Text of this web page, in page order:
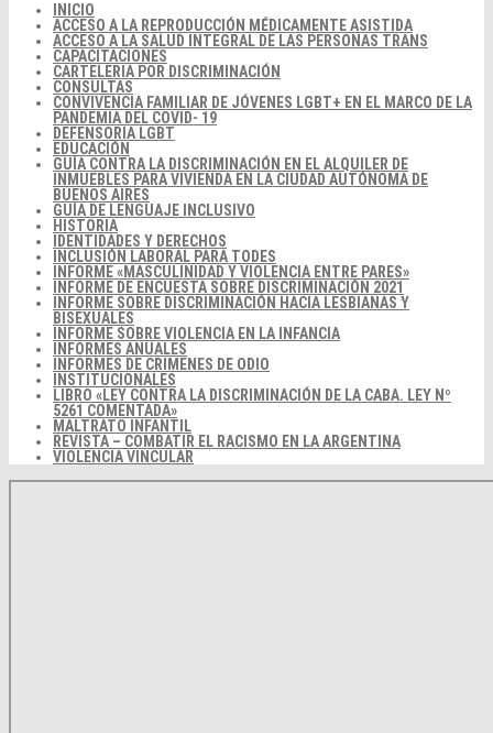
INICIO
ACCESO A LA REPRODUCCIÓN MÉDICAMENTE ASISTIDA
ACCESO A LA SALUD INTEGRAL DE LAS PERSONAS TRANS
CAPACITACIONES
CARTELERIA POR DISCRIMINACIÓN
CONSULTAS
CONVIVENCIA FAMILIAR DE JÓVENES LGBT+ EN EL MARCO DE LA
PANDEMIA DEL COVID- 19
DEFENSORIA LGBT
EDUCACIÓN
GUÍA CONTRA LA DISCRIMINACIÓN EN EL ALQUILER DE
INMUEBLES PARA VIVIENDA EN LA CIUDAD AUTÓNOMA DE
BUENOS AIRES
GUÍA DE LENGUAJE INCLUSIVO
HISTORIA
IDENTIDADES Y DERECHOS
INCLUSIÓN LABORAL PARA TODES
INFORME «MASCULINIDAD Y VIOLENCIA ENTRE PARES»
INFORME DE ENCUESTA SOBRE DISCRIMINACIÓN 2021
INFORME SOBRE DISCRIMINACIÓN HACIA LESBIANAS Y
BISEXUALES
INFORME SOBRE VIOLENCIA EN LA INFANCIA
INFORMES ANUALES
INFORMES DE CRIMENES DE ODIO
INSTITUCIONALES
LIBRO «LEY CONTRA LA DISCRIMINACIÓN DE LA CABA. LEY Nº
5261 COMENTADA»
MALTRATO INFANTIL
REVISTA – COMBATIR EL RACISMO EN LA ARGENTINA
VIOLENCIA VINCULAR